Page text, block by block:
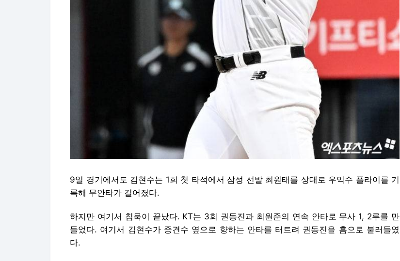
9일 경기에서도 김현수는 1회 첫 타석에서 삼성 선발 최원태를 상대로 우익수 플라이를 기
록해 무안타가 길어졌다.
하지만 여기서 침묵이 끝났다. KT는 3회 권동진과 최원준의 연속 안타로 무사 1, 2루를 만
들었다. 여기서 김현수가 중견수 옆으로 향하는 안타를 터트려 권동진을 홈으로 불러들였
다.